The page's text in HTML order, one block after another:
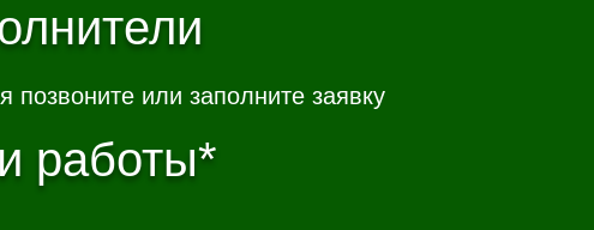
или заполните заявку
работы*